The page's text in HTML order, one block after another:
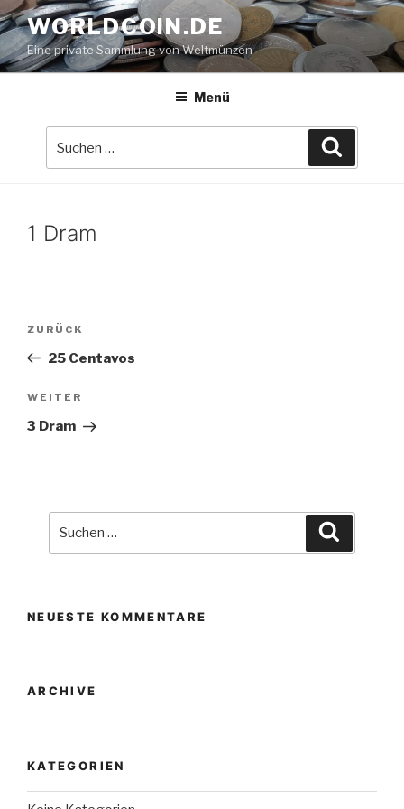
Zum
Inhalt
springen
WORLDCOIN.DE
Eine private Sammlung von Weltmünzen
Menü
1 Dram
Beitrags-
Vorheriger
Beitrag
ZURÜCK
25 Centavos
Nächster
Beitrag
WEITER
3 Dram
NEUESTE KOMMENTARE
ARCHIVE
KATEGORIEN